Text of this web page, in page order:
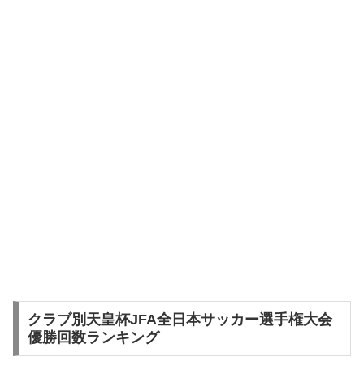
クラブ別天皇杯JFA全日本サッカー選手権大会
優勝回数ランキング